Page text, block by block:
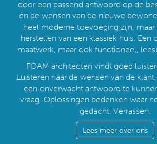
door een passend antwoord op de
én de wensen van de nieuwe
heel moderne toevoeging zijn,
herstellen van een klassiek huis. Een
maatwerk, maar ook functioneel,
FOAM architecten vindt goed
Luisteren naar de wensen van de
een onverwacht antwoord te
vraag. Oplossingen bedenken waar
gedacht. Verrassen.
Lees meer over ons